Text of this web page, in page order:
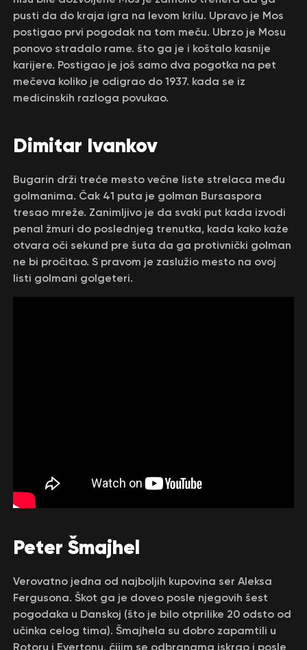
pusti da do kraja igra na levom krilu. Upravo je Mos
postigao prvi pogodak na tom meču. Ubrzo je Mosu
ponovo stradalo rame. što ga je i koštalo kasnije
karijere. Postigao je još samo dva pogotka na pet
mečeva koliko je odigrao do 1937. kada se iz
medicinskih razloga povukao.
Dimitar Ivankov
Bugarin drži treće mesto večne liste strelaca među
golmanima. Čak 41 puta je golman Bursaspora
tresao mreže. Zanimljivo je da svaki put kada izvodi
penal žmuri do poslednjeg trenutka, kada kako kaže
otvara oči sekund pre šuta da ga protivnički golman
ne bi pročitao. S pravom je zaslužio mesto na ovoj
listi golmani golgeteri.
Peter Šmajhel
Verovatno jedna od najboljih kupovina ser Aleksa
Fergusona. Škot ga je doveo posle njegovih šest
pogodaka u Danskoj (što je bilo otprilike 20 odsto od
učinka celog tima). Šmajhela su dobro zapamtili u
Rotoru i Evertonu, čijim se odbranama iskrao i posle